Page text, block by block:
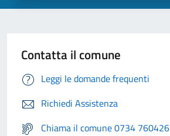
Contatta il comune
Leggi le domande frequenti
Richiedi Assistenza
Chiama il comune 0734 760426